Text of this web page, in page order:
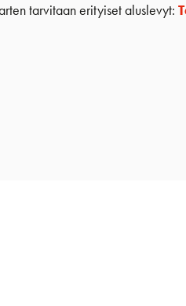
tarvitaan erityiset aluslevyt: